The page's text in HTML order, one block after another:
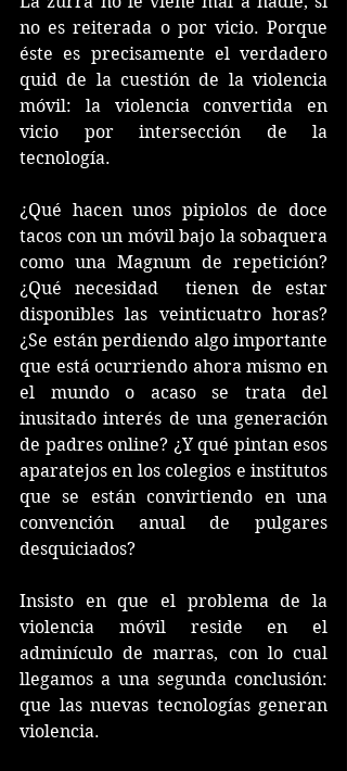
no es reiterada o por vicio. Porque
éste es precisamente el verdadero
quid de la cuestión de la violencia
móvil: la violencia convertida en
vicio por intersección de la
tecnología.
¿Qué hacen unos pipiolos de doce
tacos con un móvil bajo la sobaquera
como una Magnum de repetición?
¿Qué necesidad  tienen de estar
disponibles las veinticuatro horas?
¿Se están perdiendo algo importante
que está ocurriendo ahora mismo en
el mundo o acaso se trata del
inusitado interés de una generación
de padres online? ¿Y qué pintan esos
aparatejos en los colegios e institutos
que se están convirtiendo en una
convención anual de pulgares
desquiciados?
Insisto en que el problema de la
violencia móvil reside en el
adminículo de marras, con lo cual
llegamos a una segunda conclusión:
que las nuevas tecnologías generan
violencia.